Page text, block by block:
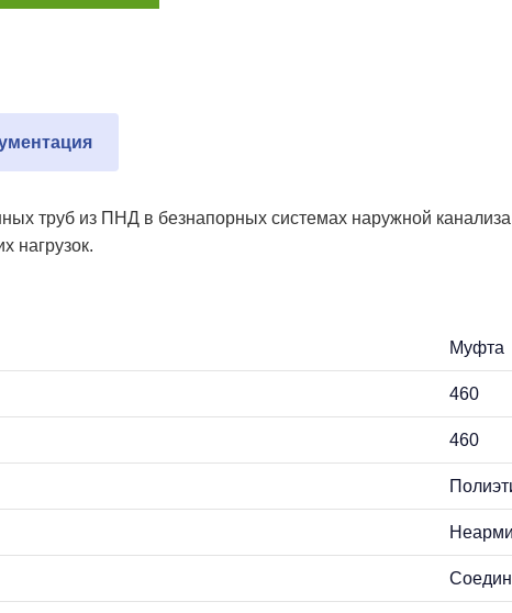
труб из ПНД в безнапорных системах наружной
нагрузок.
Муфта
460
460